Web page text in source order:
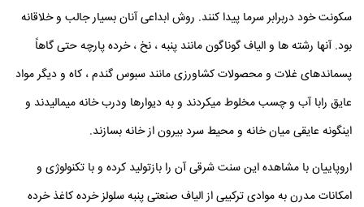
سکونت خود دربرابر سرما پیدا کنند. روش ابداعی آنان بسیار جالب و خلاقانه
بود. آنها رشته ها و الیاف گوناگون مانند پنبه ، نخ ، خرده پارچه حتی گاهاً
پسماندهای غلات و محصولات کشاورزی مانند سبوس گندم ، کاه و دیگر مواد
عایق رابا آب و چسب مخلوط میکردند و به دیوارها ودرب خانه میمالیدند و
اینگونه عایقی میان خانه و محیط سرد بیرون از خانه بسازند.
اروپاییان با مشاهده این سنت شرقی آن را بازتولید کرده و با تکنولوژی و
امکانات مدرن به موادی ترکیبی از الیاف صنعتی پنبه سلولز خرده کاغذ خرده